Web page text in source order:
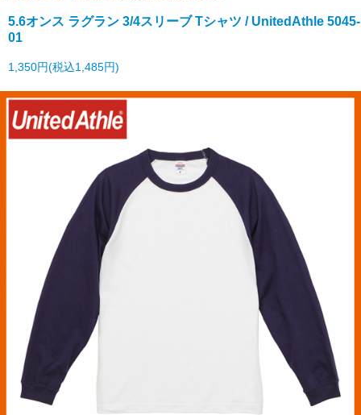
5.6オンス ラグラン 3/4スリーブ Tシャツ / UnitedAthle 5045-
01
1,350円(税込1,485円)